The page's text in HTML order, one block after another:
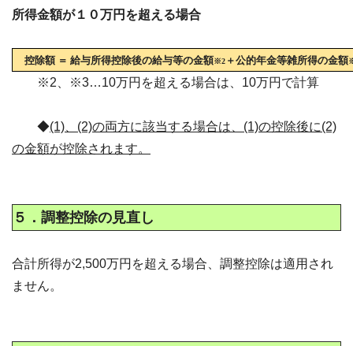
所得金額が１０万円を超える場合
控除額 ＝ 給与所得控除後の給与等の金額※2＋公的年金等雑所得の金額
※2、※3…10万円を超える場合は、10万円で計算
◆(1)、(2)の両方に該当する場合は、(1)の控除後に(2)
の金額が控除されます。
５．調整控除の見直し
合計所得が2,500万円を超える場合、調整控除は適用され
ません。